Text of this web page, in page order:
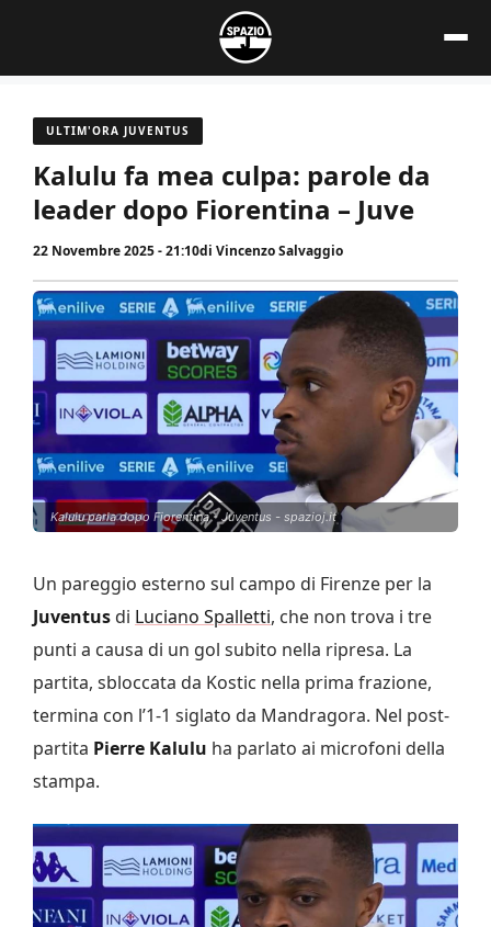
contenuto
ULTIM'ORA JUVENTUS
Kalulu fa mea culpa: parole da
leader dopo Fiorentina – Juve
22 Novembre 2025 - 21:10di Vincenzo Salvaggio
Kalulu parla dopo Fiorentina - Juventus - spazioj.it
Un pareggio esterno sul campo di Firenze per la
Juventus di Luciano Spalletti, che non trova i tre
punti a causa di un gol subito nella ripresa. La
partita, sbloccata da Kostic nella prima frazione,
termina con l’1-1 siglato da Mandragora. Nel post-
partita Pierre Kalulu ha parlato ai microfoni della
stampa.